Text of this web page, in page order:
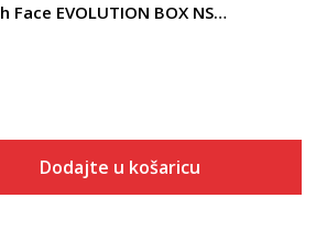
The North Face EVOLUTION BOX NSE REGULAR SHORT SLEEVE
Dodajte u košaricu